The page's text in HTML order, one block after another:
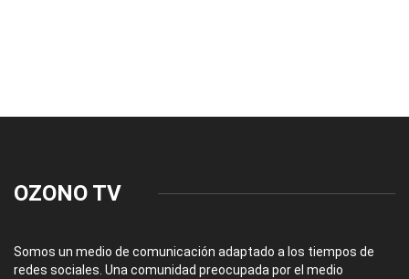
OZONO TV
Somos un medio de comunicación adaptado a los tiempos de
redes sociales. Una comunidad preocupada por el medio